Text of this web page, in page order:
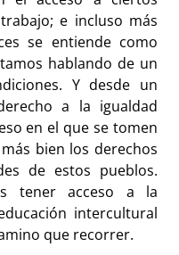
e incluso más
se entiende como
hablando de un
Y desde un
a la igualdad
en el que se tomen
bien los derechos
de estos pueblos.
tener acceso a la
intercultural
que recorrer.